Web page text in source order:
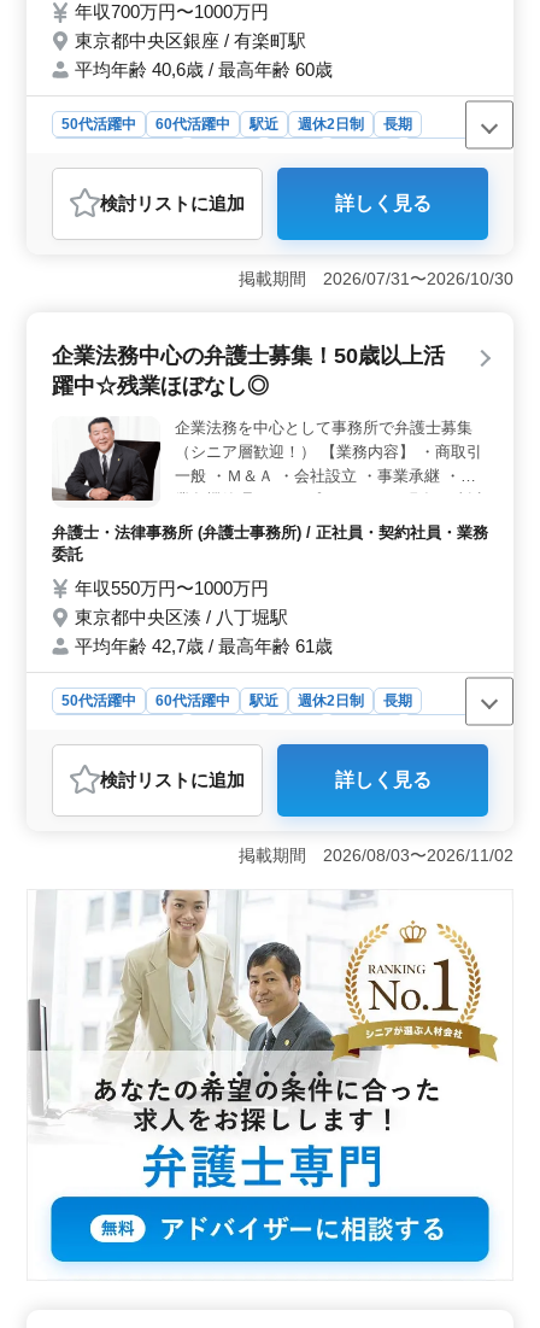
言・相続 ・金銭貸借（保証を含む） 未経験
分野の案件も積極的サポートしてお教えしま
す。 ＊個人案件受任可 ＊弁護士登録費用事
務所負担 ＊50歳以上新規採用実績あり
年収700万円〜1000万円
東京都中央区銀座 / 有楽町駅
平均年齢 40,6歳 / 最高年齢 60歳
50代活躍中 60代活躍中 駅近 週休2日制
長期
業務委託
おすすめポイント
＜キャリア多様性＞ 幅広い分野の案件に携わり、未経
験者も歓迎。シニア層に特に適した民事・家事事件中心
の案件で、多様性あるキャリアを築けます。50歳以上の
で、スムーズなスタートを支援。給与や手当にも充実の
福利厚生があり、安心して業務に専念できます。 ＜
所。残業ほぼなし、週休2日制でワークライフバランスが
保たれています。女性も活躍中で、働きやすい環境が整
っています。
検討リスト に追加 詳しく見る
掲載期間 2026/07/31〜2026/10/30
企業法務中心の弁護士募集！50歳以上活
躍中☆残業ほぼなし◎
企業法務を中心として事務所で弁護士募集
（シニア層歓迎！） 【業務内容】 ・商取引
一般 ・Ｍ＆Ａ ・会社設立 ・事業承継 ・企
上も活躍している弁護士事務所です。 ぜひ
極的サポートしてお教えします。 ＊個人案
件受任可 ＊弁護士登録費用事務所負担 ＊未
経験者サポート
弁護士・法律事務所 (弁護士事務所) / 正社員・契約社員・業務
委託
年収550万円〜1000万円
東京都中央区湊 / 八丁堀駅
平均年齢 42,7歳 / 最高年齢 61歳
50代活躍中 60代活躍中 駅近 週休2日制
長期
業務委託
おすすめポイント
＜企業法務中心の弁護士募集＞ 東京都中央区湊に位置
する法律事務所では、企業法務を中心に様々な案件に携
わる弁護士を募集しています。商取引、M&amp;A、会社
設立、事業承継、企業危機管理、コンプライアンスな
ど、多岐にわたる業務に挑戦できる環境が整っていま
す。 ＜中高年ベテランの活躍場所＞ 50歳以上のベ
テラン弁護士も積極的に活躍しており、経験を活かして
新しい挑戦ができる環境です。残業はほぼなく、週休2日
制で働きやすさも重視しています。未経験者にもサポー
トがあり、個人案件受任可、弁護士登録費用も事務所負
担です。 ＜待遇充実の環境＞ 年収550万円〜1550
万円、実費支給の通勤手当、社会保険完備、個人受任可
能、弁護士費用事務所負担可といった待遇が用意されて
います。未経験者にも積極的にサポートが行われるた
め、経験者も未経験者も歓迎されています。
検討リスト に追加 詳しく見る
掲載期間 2026/08/03〜2026/11/02